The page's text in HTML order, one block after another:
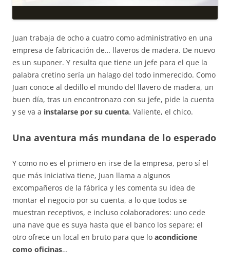
Juan trabaja de ocho a cuatro como administrativo en una
empresa de fabricación de… llaveros de madera. De nuevo
es un suponer. Y resulta que tiene un jefe para el que la
palabra cretino sería un halago del todo inmerecido. Como
Juan conoce al dedillo el mundo del llavero de madera, un
buen día, tras un encontronazo con su jefe, pide la cuenta
y se va a instalarse por su cuenta. Valiente, el chico.
Una aventura más mundana de lo esperado
Y como no es el primero en irse de la empresa, pero sí el
que más iniciativa tiene, Juan llama a algunos
excompañeros de la fábrica y les comenta su idea de
montar el negocio por su cuenta, a lo que todos se
muestran receptivos, e incluso colaboradores: uno cede
una nave que es suya hasta que el banco los separe; el
otro ofrece un local en bruto para que lo acondicione
como oficinas…